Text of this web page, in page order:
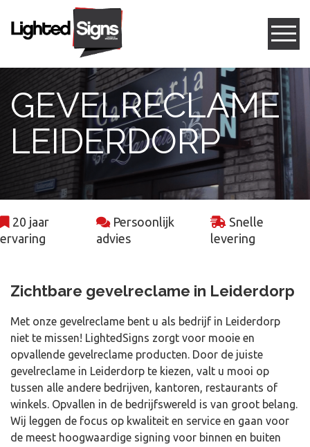
Gevelreclame
Box letters
Led frames
Freesletters
Projecten
GEVELRECLAME
LEIDERDORP
20 jaar
ervaring
Persoonlijk
advies
Snelle
levering
Zichtbare gevelreclame in Leiderdorp
Met onze gevelreclame bent u als bedrijf in Leiderdorp
niet te missen! LightedSigns zorgt voor mooie en
opvallende gevelreclame producten. Door de juiste
gevelreclame in Leiderdorp te kiezen, valt u mooi op
tussen alle andere bedrijven, kantoren, restaurants of
winkels. Opvallen in de bedrijfswereld is van groot belang.
Wij leggen de focus op kwaliteit en service en gaan voor
de meest hoogwaardige signing voor binnen en buiten